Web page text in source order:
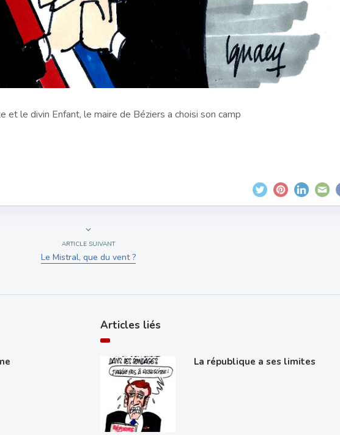
le divin Enfant, le maire de Béziers a choisi son camp
ARTICLE SUIVANT
Le Mistral, que du vent ?
Articles liés
La république a ses limites